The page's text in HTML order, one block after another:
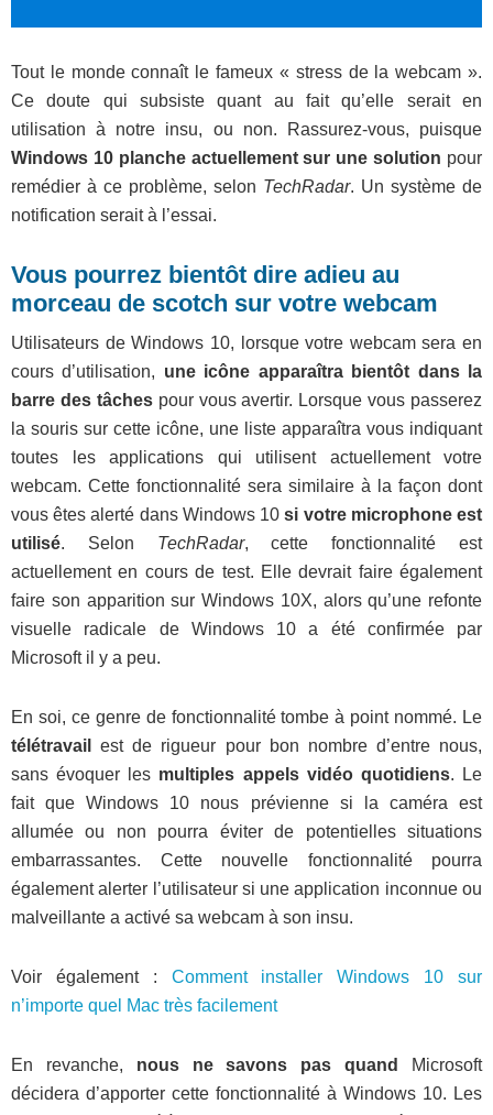
Tout le monde connaît le fameux « stress de la webcam ».
Ce doute qui subsiste quant au fait qu’elle serait en
utilisation à notre insu, ou non. Rassurez-vous, puisque
Windows 10 planche actuellement sur une solution pour
remédier à ce problème, selon TechRadar. Un système de
notification serait à l’essai.
Vous pourrez bientôt dire adieu au
morceau de scotch sur votre webcam
Utilisateurs de Windows 10, lorsque votre webcam sera en
cours d’utilisation, une icône apparaîtra bientôt dans la
barre des tâchespour vous avertir. Lorsque vous passerez
la souris sur cette icône, une liste apparaîtra vous indiquant
toutes les applications qui utilisent actuellement votre
webcam. Cette fonctionnalité sera similaire à la façon dont
vous êtes alerté dans Windows 10si votre microphone est
utilisé. Selon TechRadar, cette fonctionnalité est
actuellement en cours de test. Elle devrait faire également
faire son apparition sur Windows 10X, alors qu’une refonte
visuelle radicale de Windows 10 a été confirmée par
Microsoft il y a peu.
En soi, ce genre de fonctionnalité tombe à point nommé. Le
télétravail
est de rigueur pour bon nombre d’entre nous,
sans évoquer les multiples appels vidéo quotidiens. Le
fait que Windows 10 nous prévienne si la caméra est
allumée ou non pourra éviter de potentielles situations
embarrassantes. Cette nouvelle fonctionnalité pourra
également alerter l’utilisateur si une application inconnue ou
malveillante a activé sa webcam à son insu.
Voir également : Comment installer Windows 10 sur
n’importe quel Mac très facilement
En revanche, nous ne savons pas quand
Microsoft
décidera d’apporter cette fonctionnalité à Windows 10. Les